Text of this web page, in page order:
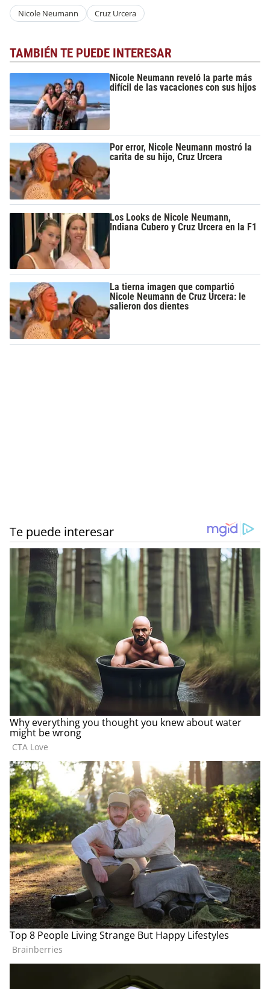
Nicole Neumann Cruz Urcera
TAMBIÉN TE PUEDE INTERESAR
Nicole Neumann reveló la parte más
difícil de las vacaciones con sus hijos
Por error, Nicole Neumann mostró la
carita de su hijo, Cruz Urcera
Los Looks de Nicole Neumann,
Indiana Cubero y Cruz Urcera en la F1
La tierna imagen que compartió
Nicole Neumann de Cruz Urcera: le
salieron dos dientes